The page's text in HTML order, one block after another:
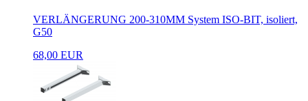
VERLÄNGERUNG 200-310MM System ISO-BIT, isoliert,
G50
68,00 EUR